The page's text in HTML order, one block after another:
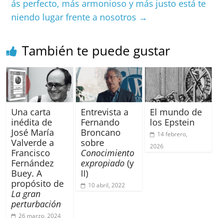
o
k
p
ás perfecto, más armonioso y más justo está te
niendo lugar frente a nosotros →
También te puede gustar
Una carta
inédita de
José María
Valverde a
Francisco
Fernández
Buey. A
propósito de
La gran
perturbación
26 marzo, 2024
Entrevista a
Fernando
Broncano
sobre
Conocimiento
expropiado(y
II)
10 abril, 2022
El mundo de
los Epstein
14 febrero,
2026